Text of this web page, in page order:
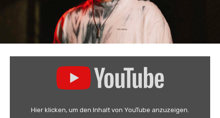
Hier klicken, um den Inhalt von YouTube anzuzeigen.